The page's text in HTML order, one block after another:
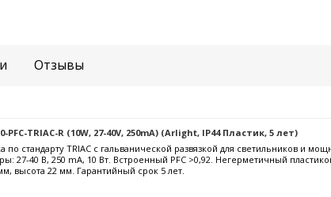
Отзывы
PFC-TRIAC-R (10W, 27-40V, 250mA) (Arlight, IP44 Пластик, 5 лет)
стандарту TRIAC с гальванической развязкой для светильников и
27-40 В, 250 mА, 10 Вт. Встроенный PFC >0,92. Негерметичный
высота 22 мм. Гарантийный срок 5 лет.